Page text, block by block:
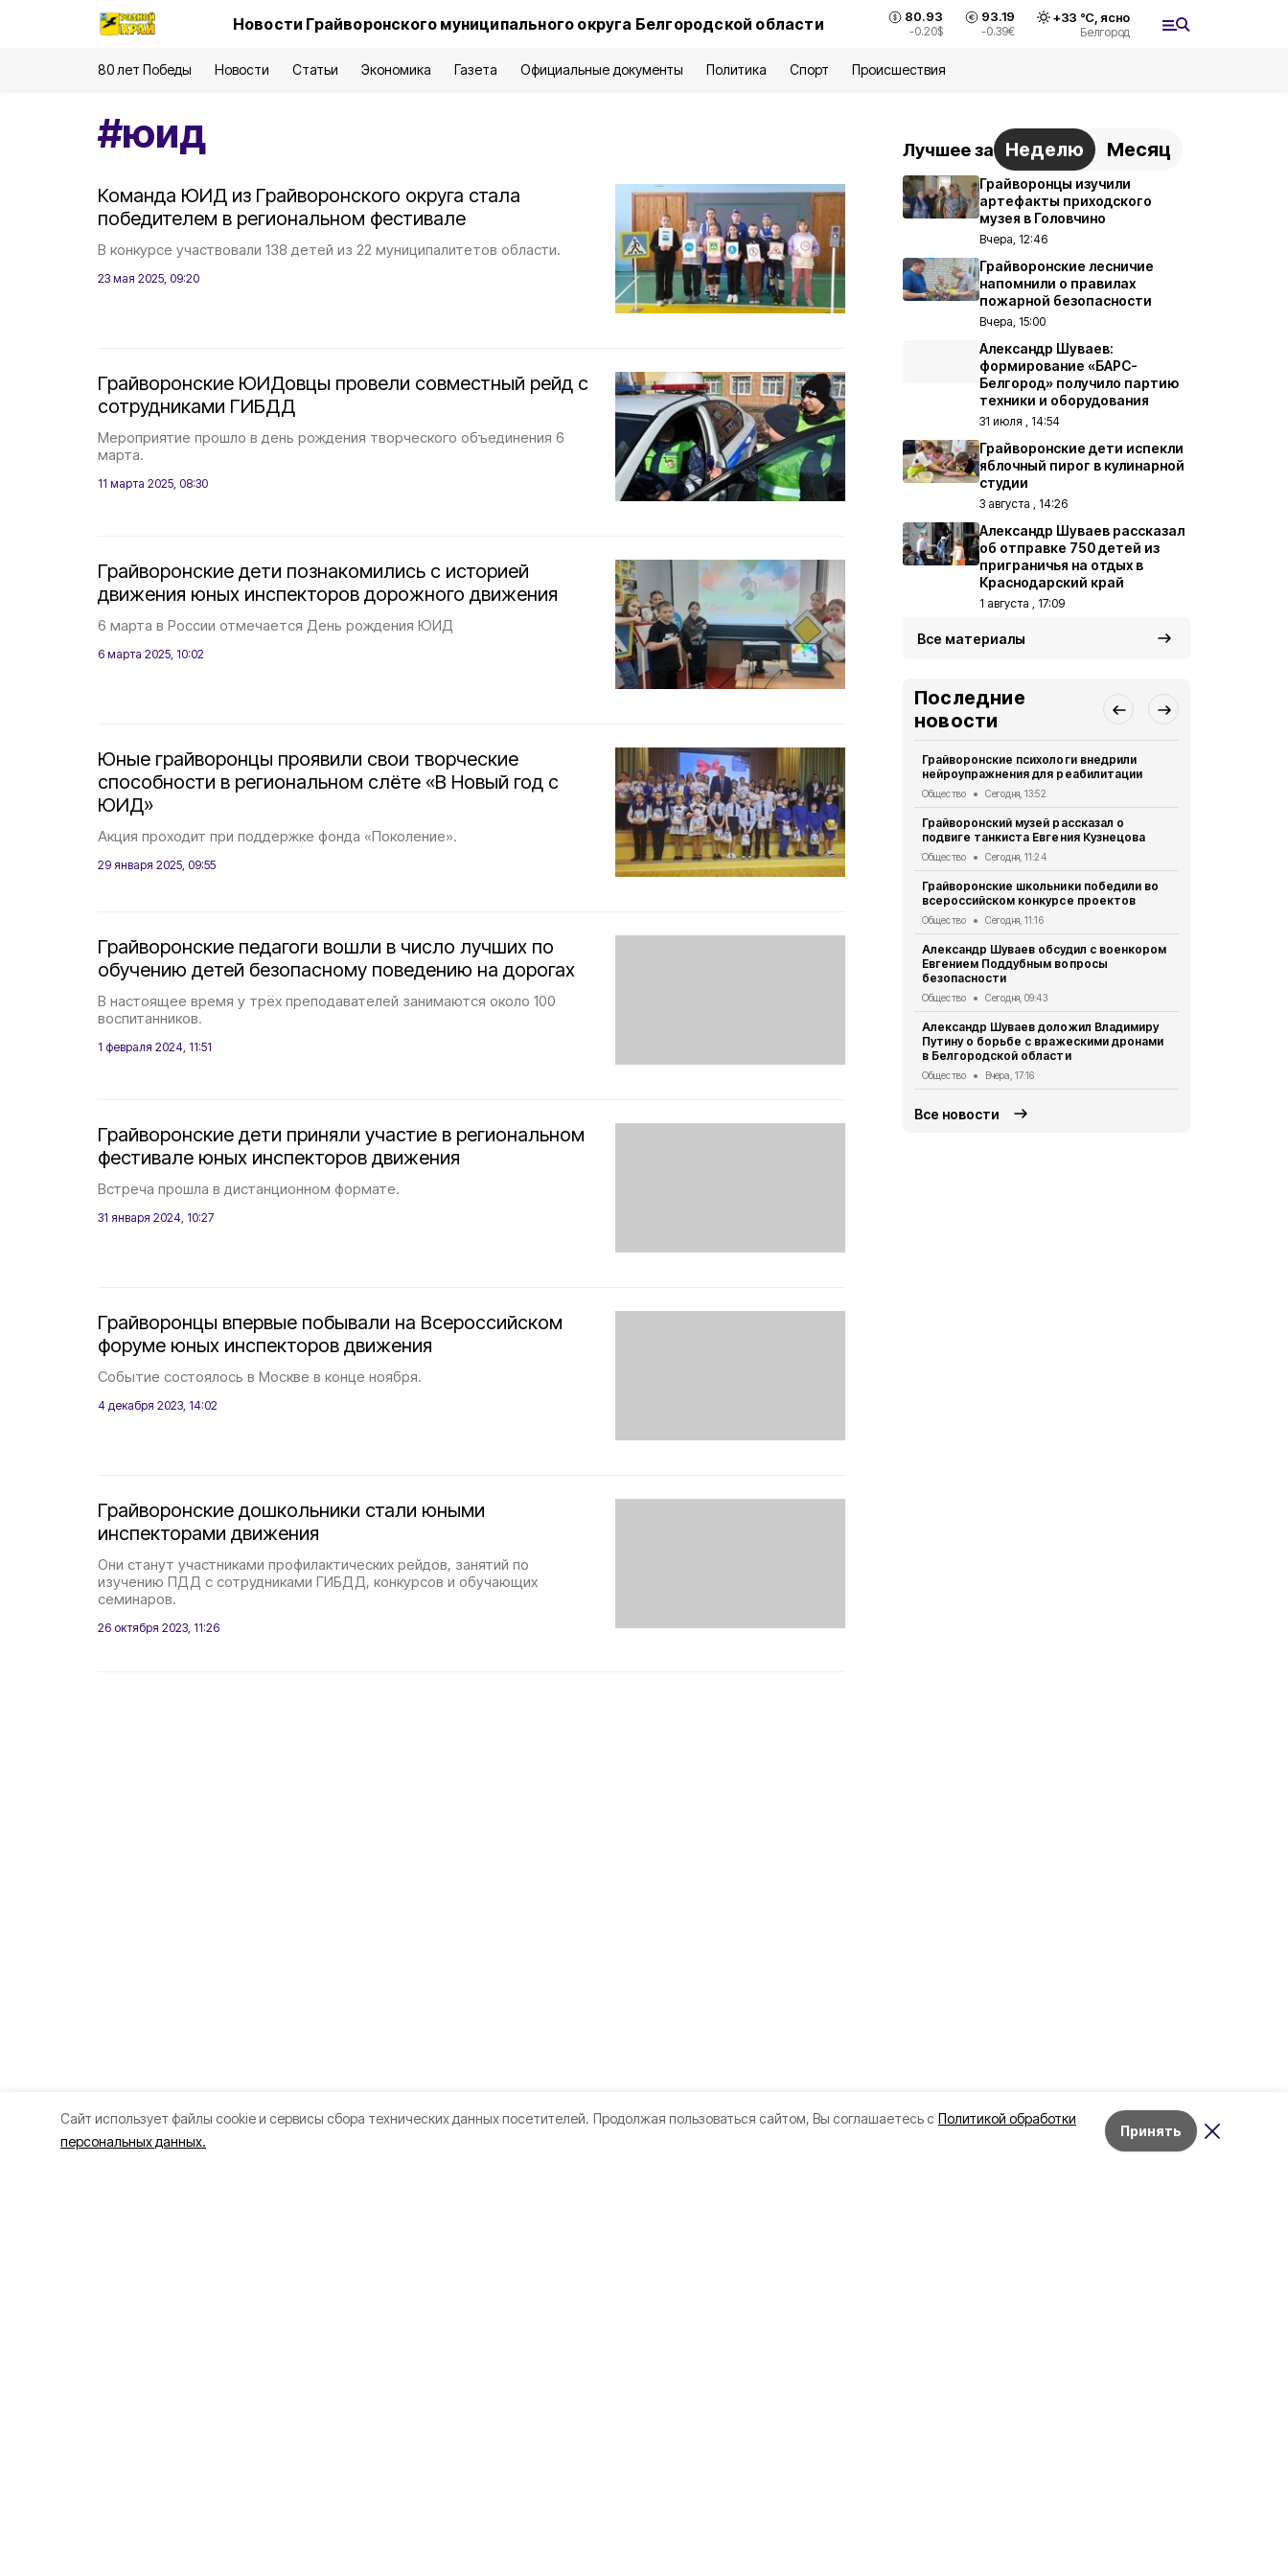
Cайт использует файлы cookie и сервисы сбора технических данных посетителей. Продолжая пользоваться сайтом, Вы соглашаетесь с Политикой обработки
персональных данных.
Принять
Новости Грайворонского муниципального округа Белгородской области 80.93
-0.20$
93.19
-0.39€
+33 °С, ясно
Белгород
80 лет Победы Новости Статьи Экономика Газета Официальные документы Политика Спорт Происшествия
#юид
Команда ЮИД из Грайворонского округа стала
победителем в региональном фестивале
В конкурсе участвовали 138 детей из 22 муниципалитетов области.
23 мая 2025, 09:20
Грайворонские ЮИДовцы провели совместный рейд с
сотрудниками ГИБДД
Мероприятие прошло в день рождения творческого объединения 6
марта.
11 марта 2025, 08:30
Грайворонские дети познакомились с историей
движения юных инспекторов дорожного движения
6 марта в России отмечается День рождения ЮИД
6 марта 2025, 10:02
Юные грайворонцы проявили свои творческие
способности в региональном слёте «В Новый год с
ЮИД»
Акция проходит при поддержке фонда «Поколение».
29 января 2025, 09:55
Грайворонские педагоги вошли в число лучших по
обучению детей безопасному поведению на дорогах
В настоящее время у трёх преподавателей занимаются около 100
воспитанников.
1 февраля 2024, 11:51
Грайворонские дети приняли участие в региональном
фестивале юных инспекторов движения
Встреча прошла в дистанционном формате.
31 января 2024, 10:27
Грайворонцы впервые побывали на Всероссийском
форуме юных инспекторов движения
Событие состоялось в Москве в конце ноября.
4 декабря 2023, 14:02
Грайворонские дошкольники стали юными
инспекторами движения
Они станут участниками профилактических рейдов, занятий по
изучению ПДД с сотрудниками ГИБДД, конкурсов и обучающих
семинаров.
26 октября 2023, 11:26
Лучшее за Неделю Месяц
Грайворонцы изучили
артефакты приходского
музея в Головчино
Вчера, 12:46
Грайворонские лесничие
напомнили о правилах
пожарной безопасности
Вчера, 15:00
Александр Шуваев:
формирование «БАРС-
Белгород» получило партию
техники и оборудования
31 июля , 14:54
Грайворонские дети испекли
яблочный пирог в кулинарной
студии
3 августа , 14:26
Александр Шуваев рассказал
об отправке 750 детей из
приграничья на отдых в
Краснодарский край
1 августа , 17:09
Все материалы
Последние
новости
Грайворонские психологи внедрили
нейроупражнения для реабилитации
Общество Сегодня, 13:52
Грайворонский музей рассказал о
подвиге танкиста Евгения Кузнецова
Общество Сегодня, 11:24
Грайворонские школьники победили во
всероссийском конкурсе проектов
Общество Сегодня, 11:16
Александр Шуваев обсудил с военкором
Евгением Поддубным вопросы
безопасности
Общество Сегодня, 09:43
Александр Шуваев доложил Владимиру
Путину о борьбе с вражескими дронами
в Белгородской области
Общество Вчера, 17:16
Все новости